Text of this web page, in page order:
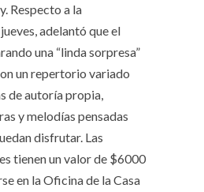
Respecto a la
adelantó que el
una “linda sorpresa”
un repertorio variado
de autoría propia,
y melodías pensadas
disfrutar. Las
tienen un valor de $6000
en la Oficina de la Casa